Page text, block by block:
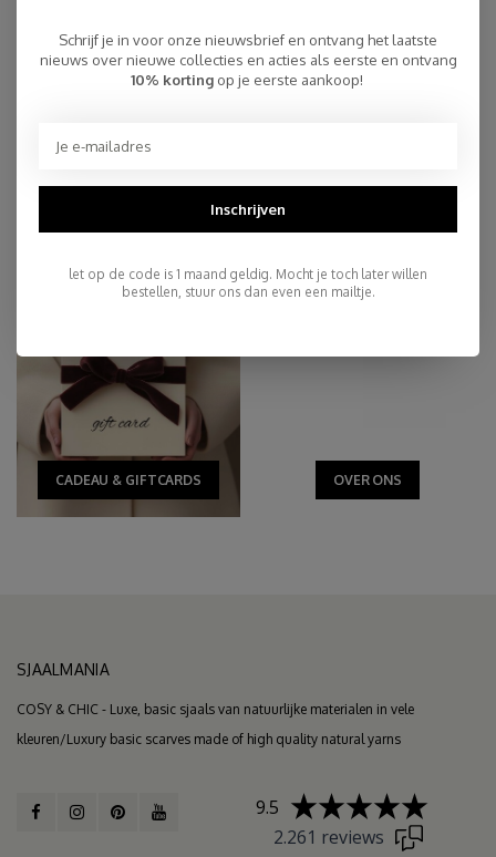
CADEAU & GIFTCARDS OVER ONS
SJAALMANIA
COSY & CHIC - Luxe, basic sjaals van natuurlijke materialen in vele
kleuren/Luxury basic scarves made of high quality natural yarns
9.5
2.261 reviews
Schrijf je in voor onze nieuwsbrief en ontvang het laatste
nieuws over nieuwe collecties en acties als eerste en ontvang
10% korting op je eerste aankoop!
Inschrijven
let op de code is 1 maand geldig. Mocht je toch later willen
bestellen, stuur ons dan even een mailtje.